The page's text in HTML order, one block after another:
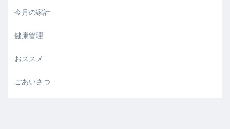
今月の家計
健康管理
おススメ
ごあいさつ